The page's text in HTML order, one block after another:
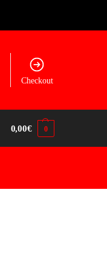
Checkout
0,00€ 0